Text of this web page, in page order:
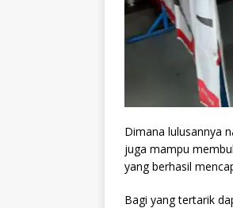
Dimana lulusannya
juga mampu
yang berhasil
Bagi yang tertarik